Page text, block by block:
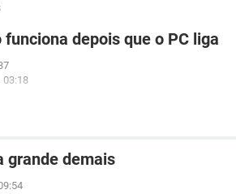
depois que o PC liga
03:18
grande demais